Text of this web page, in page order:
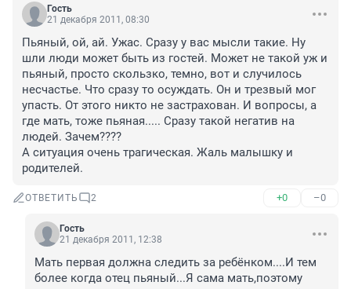
Гость
21 декабря 2011, 08:30
Пьяный, ой, ай. Ужас. Сразу у вас мысли такие. Ну
шли люди может быть из гостей. Может не такой уж и
пьяный, просто скользко, темно, вот и случилось
несчастье. Что сразу то осуждать. Он и трезвый мог
упасть. От этого никто не застрахован. И вопросы, а
где мать, тоже пьяная..... Сразу такой негатив на
людей. Зачем????
А ситуация очень трагическая. Жаль малышку и
родителей.
ОТВЕТИТЬ 2 +0 –0
Гость
21 декабря 2011, 12:38
Мать первая должна следить за ребёнком....И тем
более когда отец пьяный...Я сама мать,поэтому